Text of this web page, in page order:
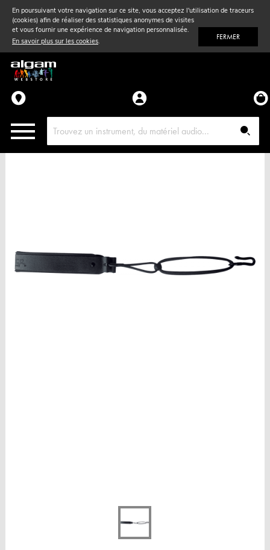
En poursuivant votre navigation sur ce site, vous acceptez l'utilisation de traceurs
(cookies) afin de réaliser des statistiques anonymes de visites
et vous fournir une expérience de navigation personnalisée.
En savoir plus sur les cookies. FERMER
Vent& Violon
Accessoires
Pièces détachées